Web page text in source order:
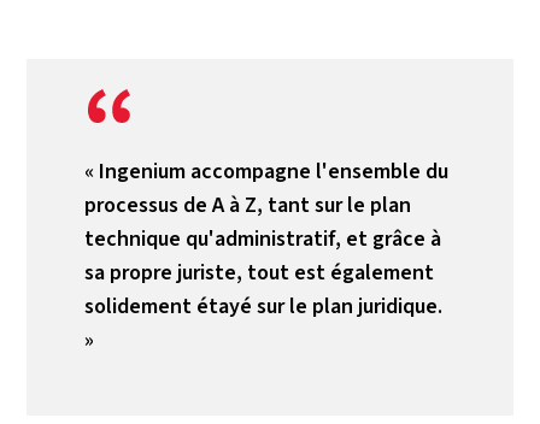
« Ingenium accompagne l'ensemble du
processus de A à Z, tant sur le plan
technique qu'administratif, et grâce à
sa propre juriste, tout est également
solidement étayé sur le plan juridique.
»